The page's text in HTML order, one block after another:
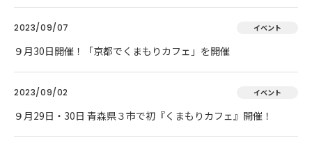
2023/09/07 イベント
９月30日開催！「京都でくまもりカフェ」を開催
2023/09/02 イベント
９月29日・30日 青森県３市で初『くまもりカフェ』開催！